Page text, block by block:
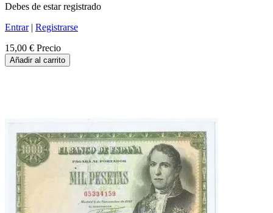
Debes de estar registrado
Entrar| Registrarse
15,00 € Precio
Añadir al carrito